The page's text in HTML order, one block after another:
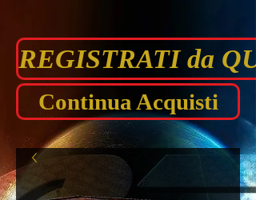
REGISTRATI da
Continua Acquisti